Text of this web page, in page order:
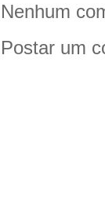
Nenhum
Postar um